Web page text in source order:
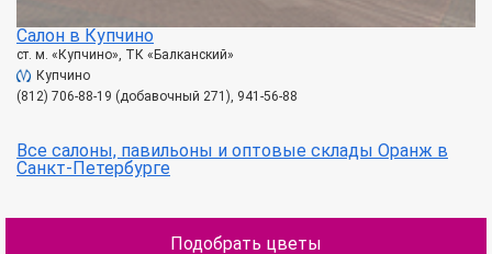
Салон в Купчино
ст. м. «Купчино», ТК «Балканский»
Купчино
(812) 706-88-19 (добавочный 271), 941-56-88
Все салоны, павильоны и оптовые склады Оранж в
Санкт-Петербурге
Подобрать цветы